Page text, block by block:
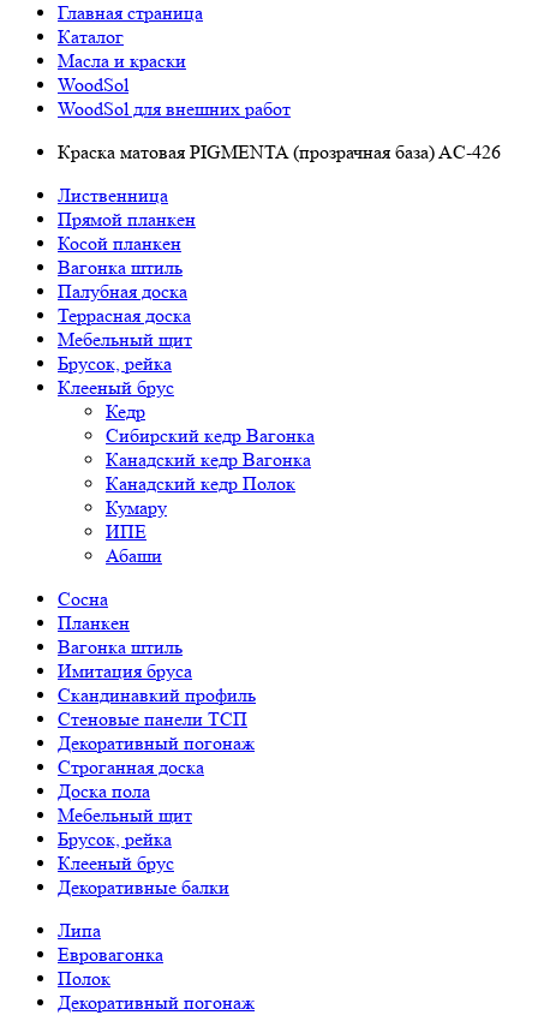
Главная страница
Каталог
Масла и краски
WoodSol
WoodSol для внешних работ
Краска матовая PIGMENTA (прозрачная база) AC-426
Лиственница
Прямой планкен
Косой планкен
Вагонка штиль
Палубная доска
Террасная доска
Мебельный щит
Брусок, рейка
Клееный брус
Кедр
Сибирский кедр Вагонка
Канадский кедр Вагонка
Канадский кедр Полок
Кумару
ИПЕ
Абаши
Сосна
Планкен
Вагонка штиль
Имитация бруса
Скандинавкий профиль
Стеновые панели ТСП
Декоративный погонаж
Строганная доска
Доска пола
Мебельный щит
Брусок, рейка
Клееный брус
Декоративные балки
Липа
Евровагонка
Полок
Декоративный погонаж